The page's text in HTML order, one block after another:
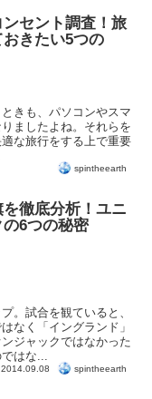
セント調査！旅
きたい5つの
きも、パソコンやスマ
ましたよね。それらを
な旅行をする上で重要
spintheearth
徹底分析！ユニ
6つの秘密
。試合を観ていると、
なく「イングランド」
ジャックではなかった
はな...
spintheearth